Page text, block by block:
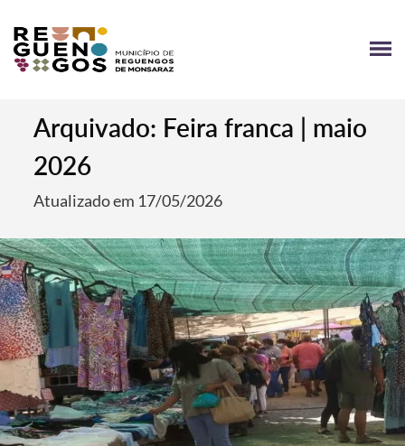
Arquivado: Feira franca | maio
2026
Atualizado em 17/05/2026